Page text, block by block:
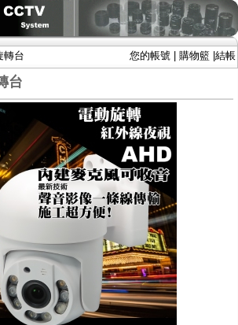
轉台 您的帳號 購物籃 結帳
機
機
)
影機(適用騎樓、室內外)
(適用屋外，紅外線照射
機
台